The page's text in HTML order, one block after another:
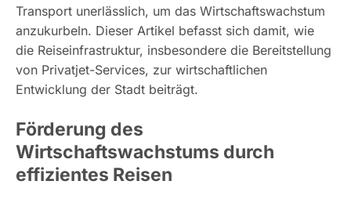
Transport unerlässlich, um das Wirtschaftswachstum
anzukurbeln. Dieser Artikel befasst sich damit, wie
die Reiseinfrastruktur, insbesondere die Bereitstellung
von Privatjet-Services, zur wirtschaftlichen
Entwicklung der Stadt beiträgt.
Förderung des
Wirtschaftswachstums durch
effizientes Reisen